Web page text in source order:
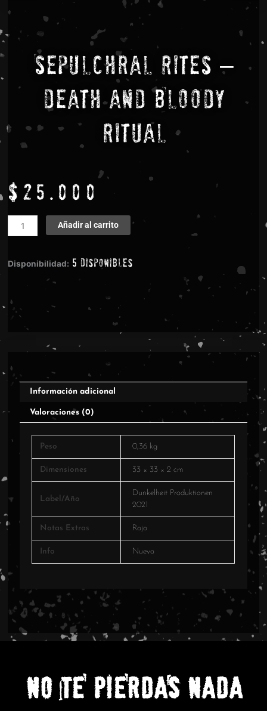
Sepulchral Rites –
Death And Bloody
Ritual
$ 25.000
Sepulchral
Rites
Death
Ritual
cantidad
Añadir al carrito
Disponibilidad: 5 disponibles
Información adicional
Valoraciones (0)
Peso 0,36 kg
Dimensiones 33 × 33 × 2 cm
Label/Año
Dunkelheit Produktionen
2021
Notas Extras Rojo
Info Nuevo
NO TE PIERDAS NADA